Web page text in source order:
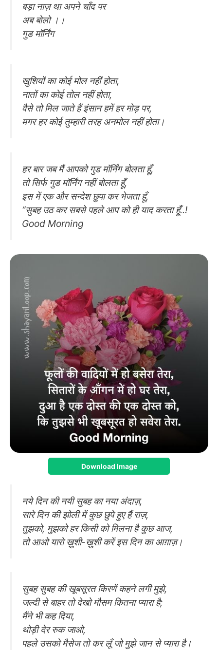
बड़ा नाज़ था अपने चाँद पर
अब बोलो ।।
गुड मॉर्निंग
खुशियों का कोई मोल नहीं होता,
नातों का कोई तोल नहीं होता,
वैसे तो मिल जाते हैं इंसान हमें हर मोड़ पर,
मगर हर कोई तुम्हारी तरह अनमोल नहीं होता।
हर बार जब मैं आपको गुड मॉर्निंग बोलता हूँ,
तो सिर्फ गुड मॉर्निंग नहीं बोलता हूँ,
इस में एक और सन्देश छुपा कर भेजता हूँ,
“सुबह उठ कर सबसे पहले आप को ही याद करता हूँ..!
Good Morning
Download Image
नये दिन की नयी सुबह का नया अंदाज़,
सारे दिन की झोली में कुछ छुपे हुए हैं राज़,
तुझको, मुझको हर किसी को मिलना है कुछ आज,
तो आओ यारो ख़ुशी-ख़ुशी करें इस दिन का आग़ाज़।
सुबह सुबह की खूबसूरत किरणें कहने लगी मुझे,
जल्दी से बाहर तो देखो मौसम कितना प्यारा है;
मैंने भी कह दिया,
थोड़ी देर रुक जाओ,
पहले उसको मैसेज तो कर लूँ जो मुझे जान से प्यारा है।